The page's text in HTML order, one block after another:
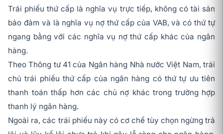
Trái phiếu thứ cấp là nghĩa vụ trực tiếp, không có tài sản
bảo đảm và là nghĩa vụ nợ thứ cấp của VAB, và có thứ tự
ngang bằng với các nghĩa vụ nợ thứ cấp khác của ngân
hàng.
Theo Thông tư 41 của Ngân hàng Nhà nước Việt Nam, trái
chủ trái phiếu thứ cấp của ngân hàng có thứ tự ưu tiên
thanh toán thấp hơn các chủ nợ khác trong trường hợp
thanh lý ngân hàng.
Ngoài ra, các trái phiếu này có cơ chế tùy chọn ngừng trả